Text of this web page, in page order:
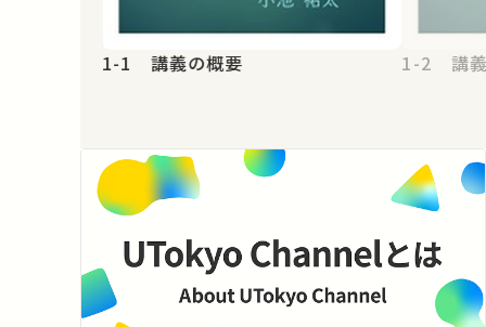
1-1 講義の概要 1-2 講